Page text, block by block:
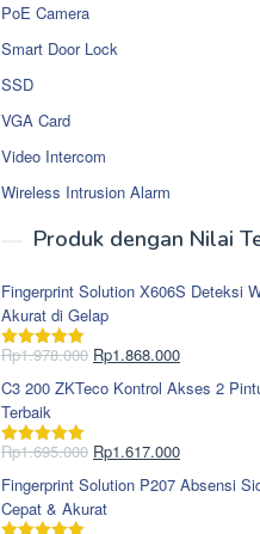
PoE Camera
Smart Door Lock
SSD
VGA Card
Video Intercom
Wireless Intrusion Alarm
Produk dengan Nilai
Fingerprint Solution X606S Deteksi
Akurat di Gelap
Dinilai5.00
Rp1.978.000 Harga
aslinya
adalah:
Rp1.868.000Harga
saat
ini
Rp1.868.000.
C3 200 ZKTeco Kontrol Akses 2
Terbaik
Dinilai5.00
Rp1.695.000 Harga
aslinya
adalah:
Rp1.695.000.
Rp1.617.000Harga
saat
ini
Fingerprint Solution P207 Absensi
Cepat & Akurat